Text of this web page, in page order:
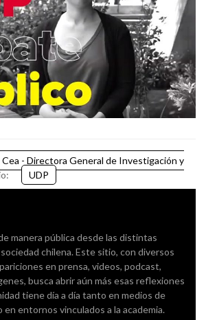
- Directora General de Investigación y
UDP
manera pública desde las distintas
chilena. Este sitio, con diversos
en prensa, videos, podcast,
busca abrir aún más esas reflexiones
tiene día a día tanto en medios de
en entornos vinculados a la academia.